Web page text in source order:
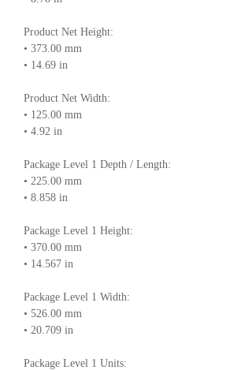
Product Net Height:
• 373.00 mm
• 14.69 in
Product Net Width:
• 125.00 mm
• 4.92 in
Package Level 1 Depth / Length:
• 225.00 mm
• 8.858 in
Package Level 1 Height:
• 370.00 mm
• 14.567 in
Package Level 1 Width:
• 526.00 mm
• 20.709 in
Package Level 1 Units: